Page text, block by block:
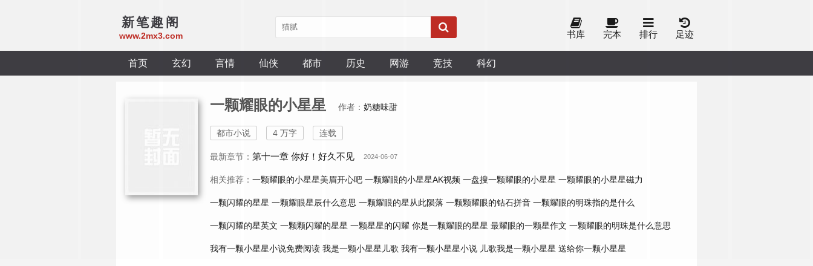
新笔趣阁
www.2mx3.com 书库 完本 排行 足迹
首页 玄幻 言情 仙侠 都市 历史 网游 竞技 科幻
一颗耀眼的小星星 作者： 奶糖味甜
都市小说 4 万字 连载
最新章节： 第十一章 你好！好久不见 2024-06-07
相关推荐： 一颗耀眼的小星星美眉开心吧 一颗耀眼的小星星AK视频 一盘搜一颗耀眼的小星星 一颗耀眼的小星星磁力
一颗闪耀的星星 一颗耀眼星辰什么意思 一颗耀眼的星从此陨落 一颗颗耀眼的钻石拼音 一颗耀眼的明珠指的是什么
一颗闪耀的星英文 一颗颗闪耀的星星 一颗星星的闪耀 你是一颗耀眼的星星 最耀眼的一颗星作文 一颗耀眼的明珠是什么意思
我有一颗小星星小说免费阅读 我是一颗小星星儿歌 我有一颗小星星小说 儿歌我是一颗小星星 送给你一颗小星星